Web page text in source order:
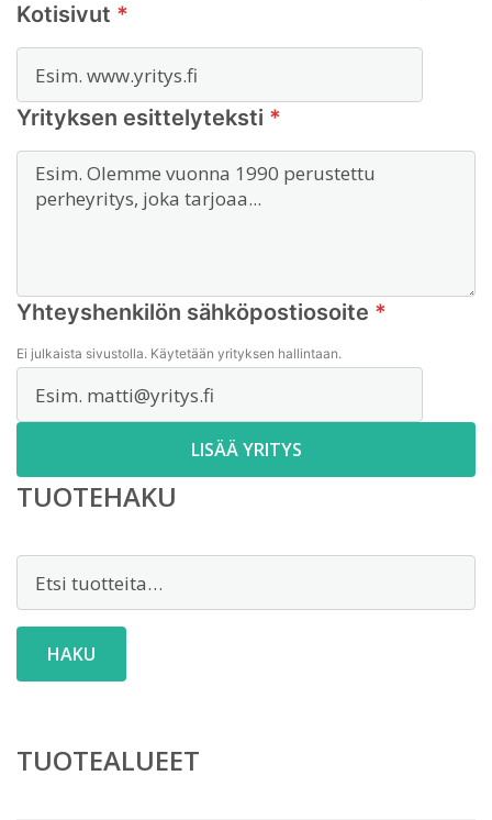
Kotisivut *
Yrityksen esittelyteksti *
Yhteyshenkilön sähköpostiosoite *
Ei julkaista sivustolla. Käytetään yrityksen hallintaan.
LISÄÄ YRITYS
TUOTEHAKU
HAKU
TUOTEALUEET